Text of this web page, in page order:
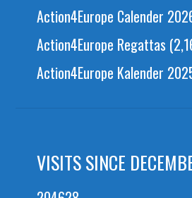
Action4Europe Calender
Action4Europe Regattas
Action4Europe Kalender
VISITS SINCE